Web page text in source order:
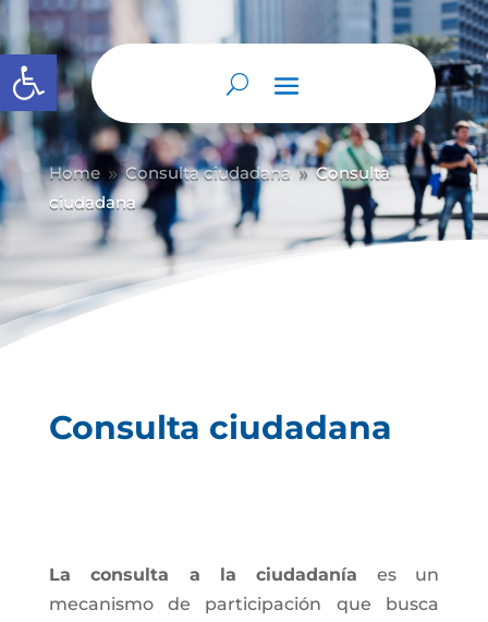
Abrir barra de herramientas
Home 9 Consulta ciudadana 9 Consulta
ciudadana
Consulta ciudadana
La consulta a la ciudadanía es un
mecanismo de participación que busca